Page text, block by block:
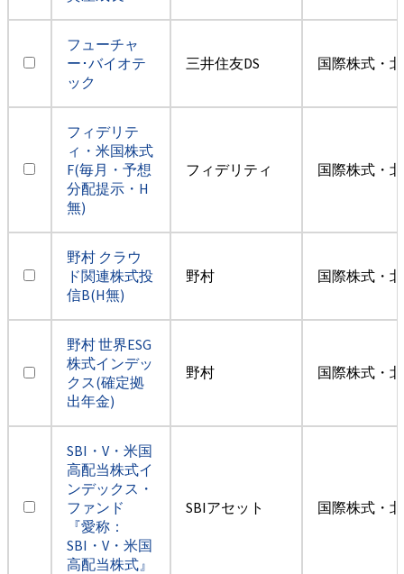
フューチャ
ー･バイオテ
ック
三井住友DS 国際株式・
フィデリテ
ィ・米国株式
F(毎月・予想
分配提示・H
無)
フィデリティ 国際株式・
野村 クラウ
ド関連株式投
信B(H無)
野村 国際株式・
野村 世界ESG
株式インデッ
クス(確定拠
出年金)
野村 国際株式・
SBI・V・米国
高配当株式イ
ンデックス・
ファンド
『愛称：
SBI・V・米国
高配当株式』
SBIアセット 国際株式・